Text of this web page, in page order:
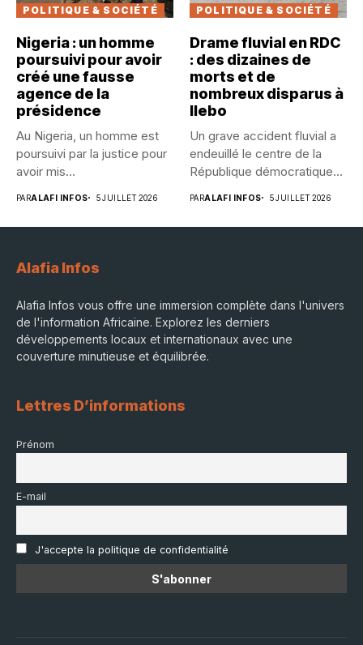
POLITIQUE & SOCIÉTÉ
Nigeria : un homme
poursuivi pour avoir
créé une fausse
agence de la
présidence
Au Nigeria, un homme est
poursuivi par la justice pour
avoir mis...
PARALAFI INFOS 5 JUILLET 2026
POLITIQUE & SOCIÉTÉ
Drame fluvial en RDC
: des dizaines de
morts et de
nombreux disparus à
Ilebo
Un grave accident fluvial a
endeuillé le centre de la
République démocratique...
PARALAFI INFOS 5 JUILLET 2026
Alafia Infos
Alafia Infos vous offre une immersion complète dans l'univers
de l'information Africaine. Explorez les derniers
développements locaux et internationaux avec une
couverture minutieuse et équilibrée.
Lettres D’informations
Prénom
E-mail
J'accepte la politique de confidentialité